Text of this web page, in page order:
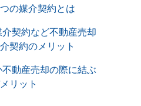
の媒介契約とは
契約など不動産売却
契約のメリット
動産売却の際に結ぶ
リット